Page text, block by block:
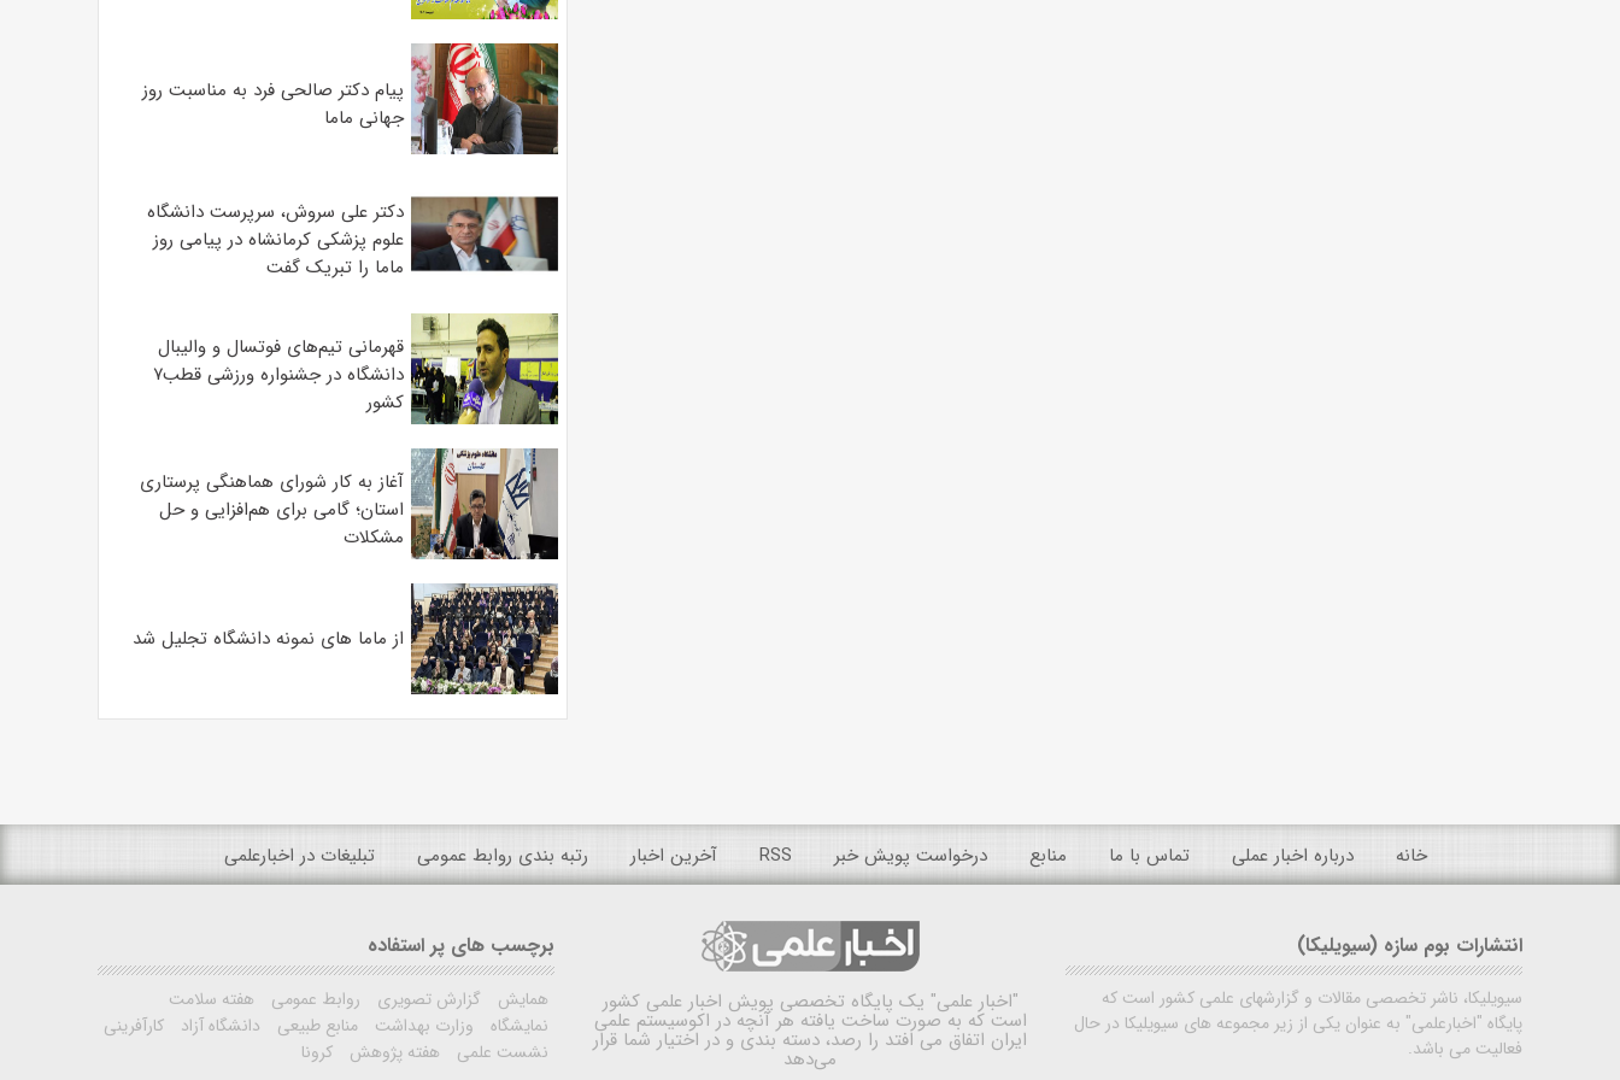
پیام دکتر صالحی فرد به مناسبت روز
جهانی ماما
دکتر علی سروش، سرپرست دانشگاه
علوم پزشکی کرمانشاه در پیامی روز
ماما را تبریک گفت
قهرمانی تیم‌های فوتسال و والیبال
دانشگاه در جشنواره ورزشی قطب۷
کشور
آغاز به کار شورای هماهنگی پرستاری
استان؛ گامی برای هم‌افزایی و حل
مشکلات
از ماما های نمونه دانشگاه تجلیل شد
خانه درباره اخبار عملی تماس با ما منابع درخواست پویش خبر RSS آخرین اخبار رتبه بندی روابط عمومی تبلیغات در اخبارعلمی
انتشارات بوم سازه (سیویلیکا)
سیویلیکا، ناشر تخصصی مقالات و گزارشهای علمی کشور است که
پایگاه "اخبارعلمی" به عنوان یکی از زیر مجموعه های سیویلیکا در حال
فعالیت می باشد.
"اخبار علمی" یک پایگاه تخصصی پویش اخبار علمی کشور
است که به صورت ساخت یافته هر آنچه در اکوسیستم علمی
ایران اتفاق می افتد را رصد، دسته بندی و در اختیار شما قرار
می‌دهد
برچسب های پر استفاده
همایش گزارش تصویری روابط عمومی
هفته سلامت
نمایشگاه
وزارت بهداشت منابع طبیعی دانشگاه آزاد
کارآفرینی
نشست علمی
هفته پژوهش کرونا